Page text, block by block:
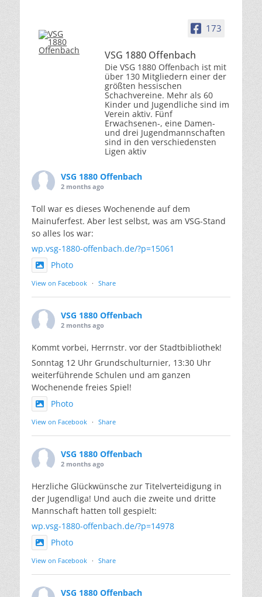
173
VSG 1880 Offenbach
Die VSG 1880 Offenbach ist mit
über 130 Mitgliedern einer der
größten hessischen
Schachvereine. Mehr als 60
Kinder und Jugendliche sind im
Verein aktiv. Fünf
Erwachsenen-, eine Damen-
und drei Jugendmannschaften
sind in den verschiedensten
Ligen aktiv
VSG 1880 Offenbach
2 months ago
Toll war es dieses Wochenende auf dem
Mainuferfest. Aber lest selbst, was am VSG-Stand
so alles los war:
wp.vsg-1880-offenbach.de/?p=15061
Photo
View on Facebook · Share
VSG 1880 Offenbach
2 months ago
Kommt vorbei, Herrnstr. vor der Stadtbibliothek!
Sonntag 12 Uhr Grundschulturnier, 13:30 Uhr
weiterführende Schulen und am ganzen
Wochenende freies Spiel!
Photo
View on Facebook · Share
VSG 1880 Offenbach
2 months ago
Herzliche Glückwünsche zur Titelverteidigung in
der Jugendliga! Und auch die zweite und dritte
Mannschaft hatten toll gespielt:
wp.vsg-1880-offenbach.de/?p=14978
Photo
View on Facebook · Share
VSG 1880 Offenbach